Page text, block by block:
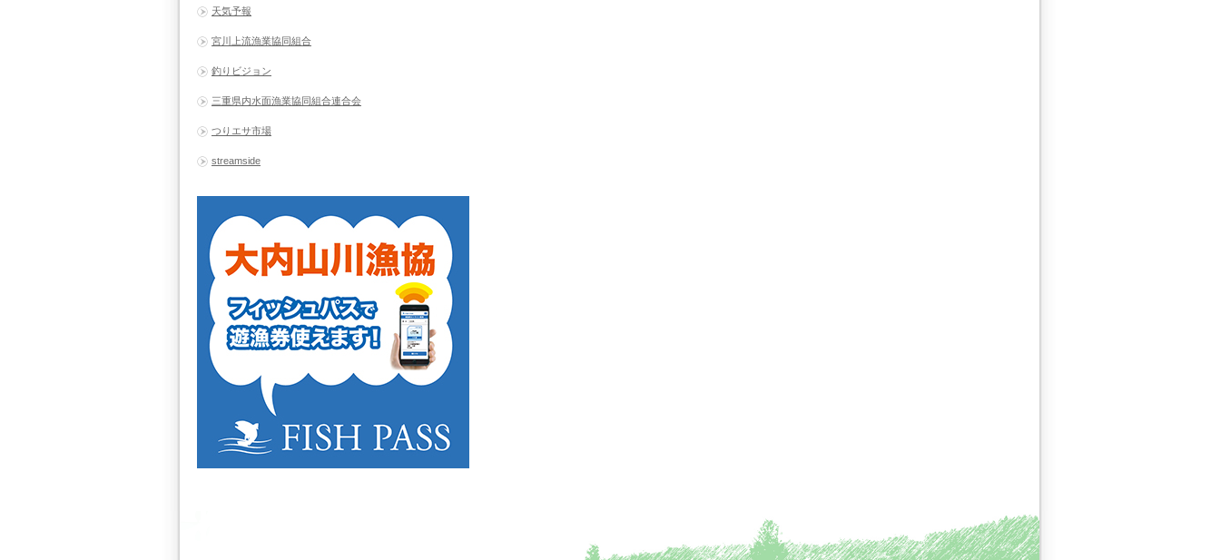
天気予報
宮川上流漁業協同組合
釣りビジョン
三重県内水面漁業協同組合連合会
つりエサ市場
streamside